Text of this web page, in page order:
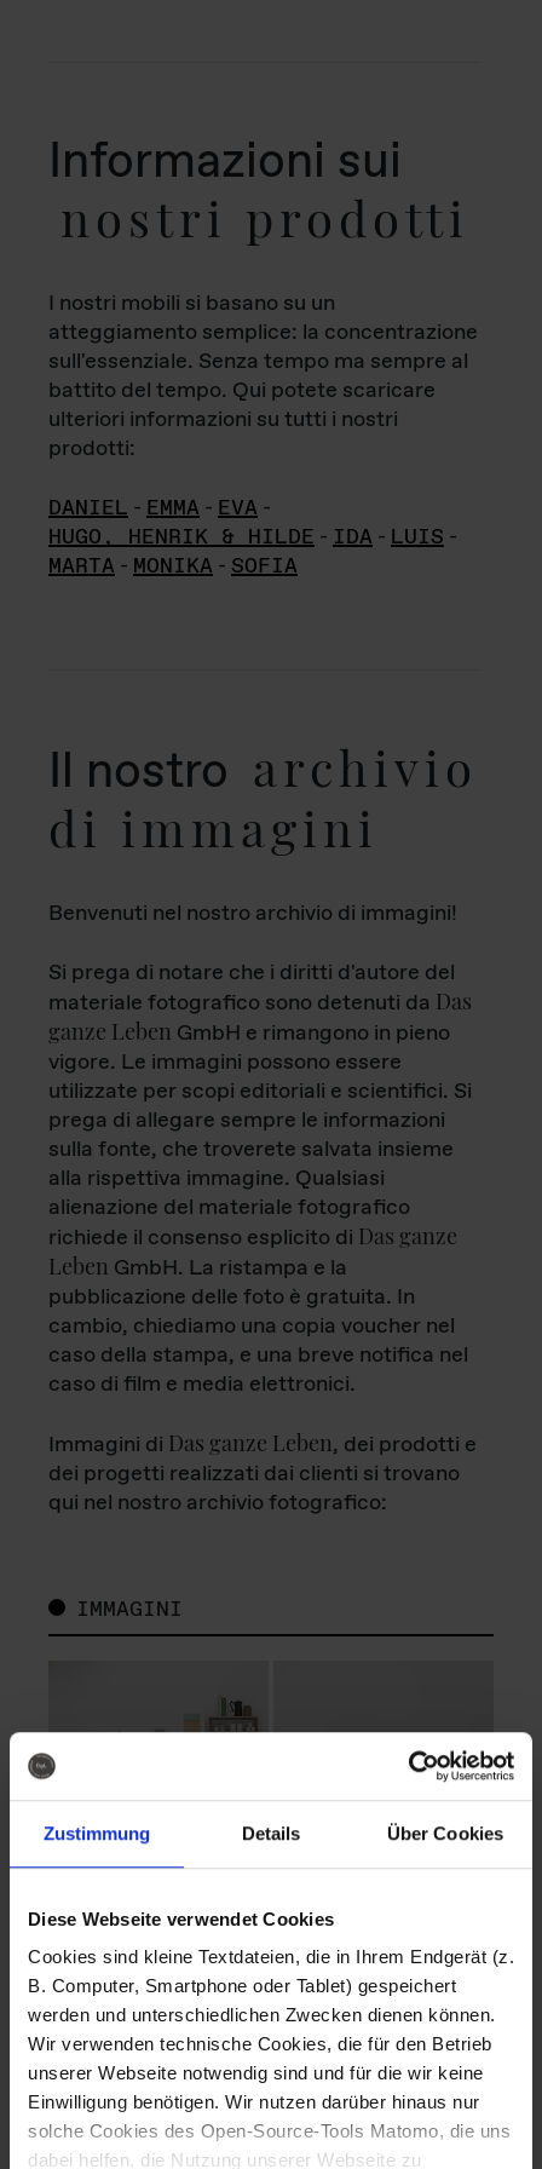
Zustimmung Details Über Cookies
Diese Webseite verwendet Cookies
Cookies sind kleine Textdateien, die in Ihrem Endgerät (z.
B. Computer, Smartphone oder Tablet) gespeichert
werden und unterschiedlichen Zwecken dienen können.
Wir verwenden technische Cookies, die für den Betrieb
unserer Webseite notwendig sind und für die wir keine
Einwilligung benötigen. Wir nutzen darüber hinaus nur
solche Cookies des Open-Source-Tools Matomo, die uns
dabei helfen, die Nutzung unserer Webseite zu
Informazioni sui
nostri prodotti
I nostri mobili si basano su un
atteggiamento semplice: la concentrazione
sull'essenziale. Senza tempo ma sempre al
battito del tempo. Qui potete scaricare
ulteriori informazioni su tutti i nostri
prodotti:
DANIEL - EMMA - EVA -
HUGO, HENRIK & HILDE - IDA - LUIS -
MARTA - MONIKA - SOFIA
Il nostro archivio
di immagini
Benvenuti nel nostro archivio di immagini!
Si prega di notare che i diritti d'autore del
materiale fotografico sono detenuti da Das
ganze Leben GmbH e rimangono in pieno
vigore. Le immagini possono essere
utilizzate per scopi editoriali e scientifici. Si
prega di allegare sempre le informazioni
sulla fonte, che troverete salvata insieme
alla rispettiva immagine. Qualsiasi
alienazione del materiale fotografico
richiede il consenso esplicito di Das ganze
Leben GmbH. La ristampa e la
pubblicazione delle foto è gratuita. In
cambio, chiediamo una copia voucher nel
caso della stampa, e una breve notifica nel
caso di film e media elettronici.
Immagini di Das ganze Leben, dei prodotti e
dei progetti realizzati dai clienti si trovano
qui nel nostro archivio fotografico:
IMMAGINI
Fotografo: Lorenz
Sternbach
Download
Fotografo: Lorenz
Sternbach
Download